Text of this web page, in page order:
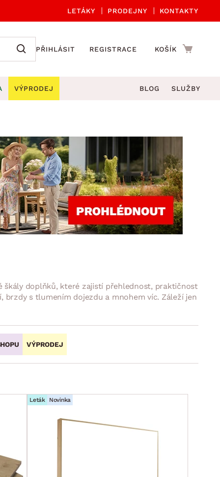
LETÁKY PRODEJNY KONTAKTY
PŘIHLÁSIT REGISTRACE KOŠÍK
Kuchyňské příslušenství
Koupelnové doplňky
Zahradní doplňky
VÁNOCE
židle a křesla
lavice
stoly
houpačky
lehátka
doplňky
VÝPRODEJ BLOG SLUŽBY
škály doplňků, které zajistí přehlednost, praktičnost
s tlumením dojezdu a mnohem víc. Záleží jen
VÝPRODEJ
Leták Novinka